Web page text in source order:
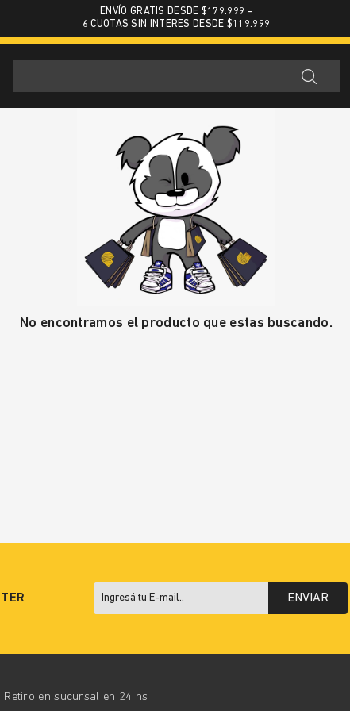
ENVÍO GRATIS DESDE $179.999 -
6 CUOTAS SIN INTERES DESDE $119.999
No encontramos el producto que estas buscando.
ENVIAR
Retiro en sucursal en 24 hs